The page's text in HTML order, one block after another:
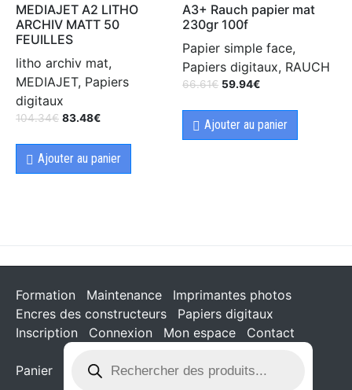
MEDIAJET A2 LITHO
ARCHIV MATT 50
FEUILLES
litho archiv mat,
MEDIAJET, Papiers
digitaux
104.34€ 83.48€
Ajouter au panier
A3+ Rauch papier mat
230gr 100f
Papier simple face,
Papiers digitaux, RAUCH
66.61€ 59.94€
Ajouter au panier
Formation Maintenance
Imprimantes photos
Encres des constructeurs
Papiers digitaux
Inscription
Connexion Mon espace Contact
Panier